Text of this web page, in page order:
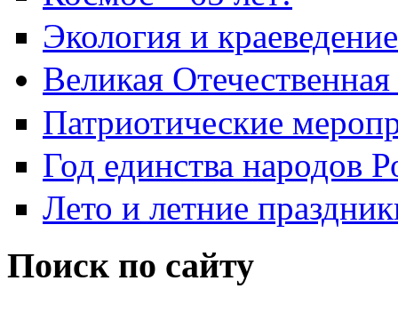
Экология и краеведение
Великая
Патриотические
Год единства народов
Лето и летние
Поиск по сайту